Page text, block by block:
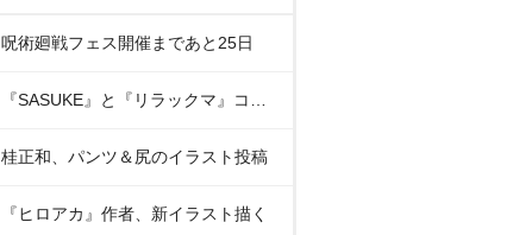
呪術廻戦フェス開催まであと25日
『SASUKE』と『リラックマ』コラボ
桂正和、パンツ＆尻のイラスト投稿
『ヒロアカ』作者、新イラスト描く